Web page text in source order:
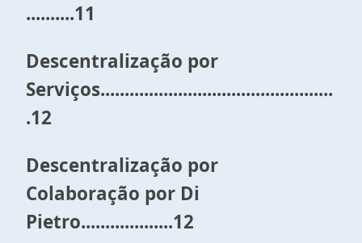
..........11
Descentralização por
Serviços................................................
.12
Descentralização por
Colaboração por Di
Pietro...................12